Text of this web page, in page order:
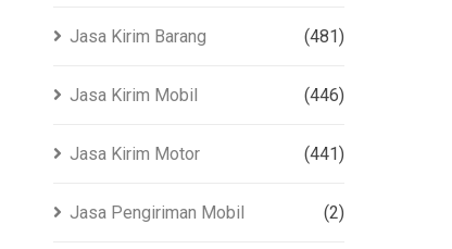
Jasa Kirim Barang (481)
Jasa Kirim Mobil (446)
Jasa Kirim Motor (441)
Jasa Pengiriman Mobil (2)